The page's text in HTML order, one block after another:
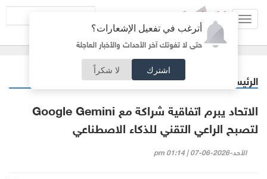
أترغب في تفعيل الإشعارات؟
حتى لا تفوتك آخر الأحداث والأخبار العاجلة
اشترك لا شكراً
الرئيسية
الاتحاد يبرم اتفاقية شراكة مع Google Gemini
لتصبح الراعي التقني للذكاء الاصطناعي
الأحد-2026-06-07 | 01:14 pm